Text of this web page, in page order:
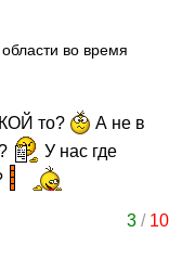
во время
то?
А не в
У нас где
3 / 10